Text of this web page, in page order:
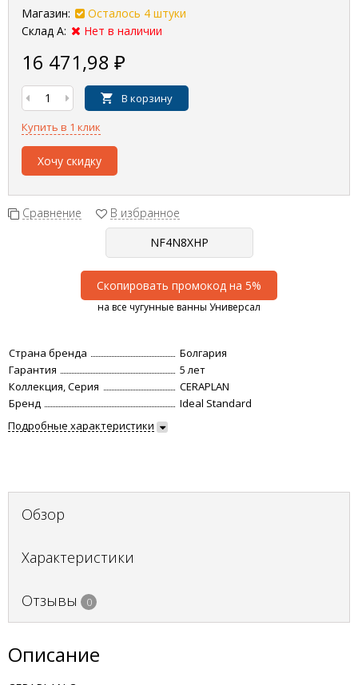
Магазин:
Осталось 4 штуки
Склад А:
Нет в наличии
16 471,98 ₽
В корзину
Купить в 1 клик
Хочу скидку
Сравнение В избранное
Скопировать промокод на 5%
на все чугунные ванны Универсал
Страна бренда
Болгария
Гарантия
5 лет
Коллекция, Серия
CERAPLAN
Бренд
Ideal Standard
Подробные характеристики
Обзор
Характеристики
Отзывы 0
Описание